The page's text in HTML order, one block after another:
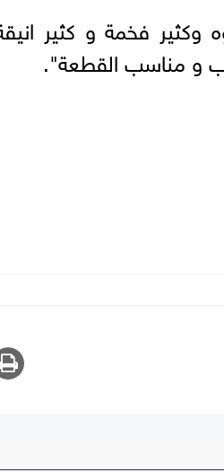
وكثير فخمة و كثير
و مناسب القطعة".